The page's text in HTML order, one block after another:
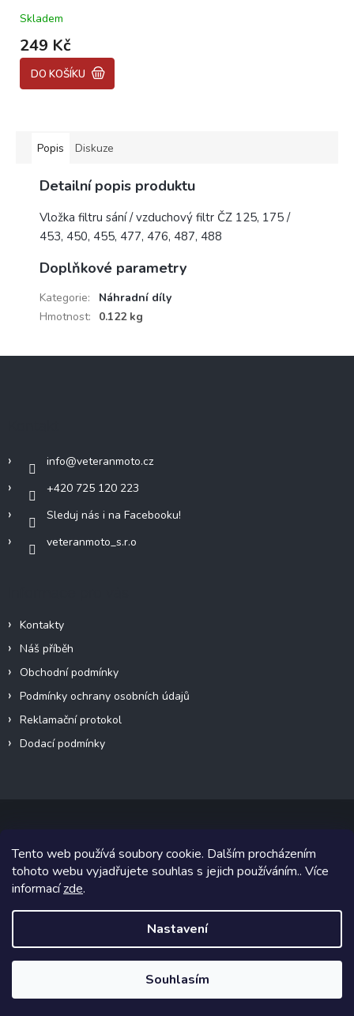
Tento web používá soubory cookie. Dalším procházením
tohoto webu vyjadřujete souhlas s jejich používáním.. Více
informacízde.
Nastavení
Souhlasím
Skladem
249 Kč
DO KOŠÍKU
Popis Diskuze
Detailní popis produktu
Vložka filtru sání / vzduchový filtr ČZ 125, 175 /
453, 450, 455, 477, 476, 487, 488
Doplňkové parametry
Kategorie:
Náhradní díly
Hmotnost: 0.122 kg
info@veteranmoto.cz
+420 725 120 223
Sleduj nás i na Facebooku!
veteranmoto_s.r.o
Kontakty
Náš příběh
Obchodní podmínky
Podmínky ochrany osobních údajů
Reklamační protokol
Dodací podmínky
Copyright 2026VeteránMoto s.r.o.. Všechna práva vyhrazena.
Grafický návrh vytvořil a na Shoptet implementoval
Shoptetak.cz.
Vytvořil Shoptet